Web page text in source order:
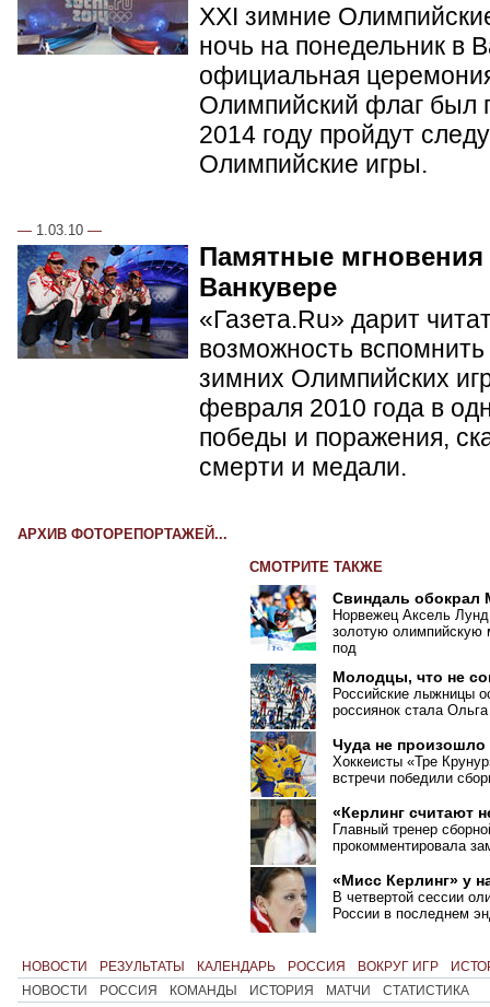
XXI зимние
ночь на понедельник в
официальная
Олимпийский флаг был
2014 году пройдут
Олимпийские игры.
— 1.03.10 —
Памятные
Ванкувере
«Газета.Ru» дарит
возможность
зимних Олимпийских
февраля 2010 года в
победы и поражения,
смерти и медали.
АРХИВ ФОТОРЕПОРТАЖЕЙ...
СМОТРИТЕ ТАКЖЕ
Свиндаль обокрал
Норвежец Аксель
золотую олимпийскую
под
Молодцы, что не
Российские лыжницы
россиянок стала
Чуда не произошло
Хоккеисты «Тре
встречи победили
«Керлинг считают
Главный тренер
прокомментировала
«Мисс Керлинг» у
В четвертой сессии
России в последнем
НОВОСТИ РЕЗУЛЬТАТЫ КАЛЕНДАРЬ РОССИЯ ВОКРУГ ИГР
НОВОСТИ
РОССИЯ КОМАНДЫ ИСТОРИЯ МАТЧИ СТАТИСТИКА